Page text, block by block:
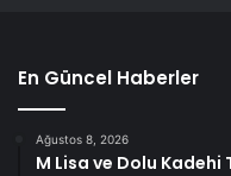
En Güncel Haberler
Ağustos 8, 2026
M Lisa ve Dolu Kadehi